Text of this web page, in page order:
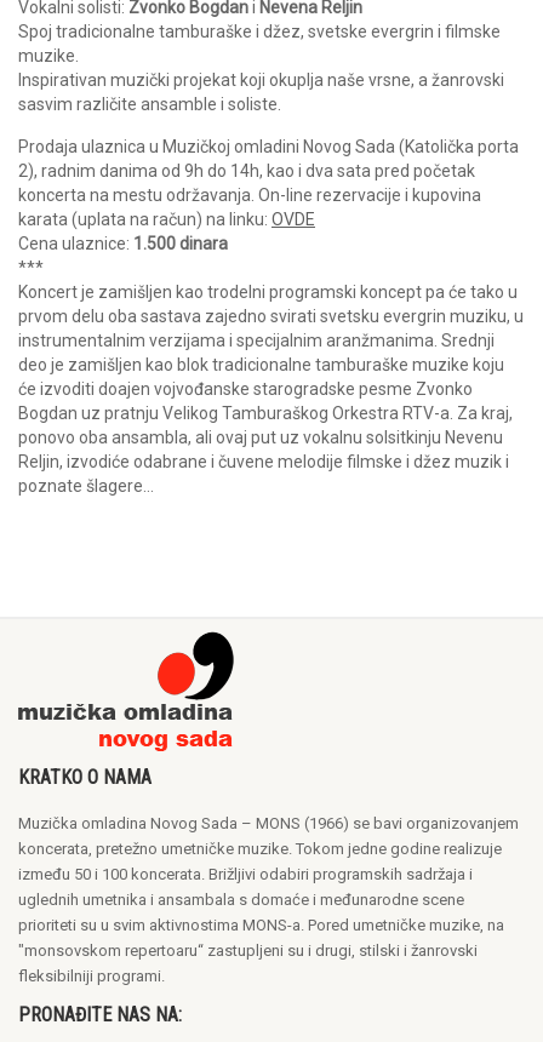
Vokalni solisti: Zvonko Bogdani Nevena Reljin
Spoj tradicionalne tamburaške i džez, svetske evergrin i filmske
muzike.
Inspirativan muzički projekat koji okuplja naše vrsne, a žanrovski
sasvim različite ansamble i soliste.
Prodaja ulaznica u Muzičkoj omladini Novog Sada (Katolička porta
2), radnim danima od 9h do 14h, kao i dva sata pred početak
koncerta na mestu održavanja. On-line rezervacije i kupovina
karata (uplata na račun) na linku: OVDE
Cena ulaznice: 1.500 dinara
***
Koncert je zamišljen kao trodelni programski koncept pa će tako u
prvom delu oba sastava zajedno svirati svetsku evergrin muziku, u
instrumentalnim verzijama i specijalnim aranžmanima. Srednji
deo je zamišljen kao blok tradicionalne tamburaške muzike koju
će izvoditi doajen vojvođanske starogradske pesme Zvonko
Bogdan uz pratnju Velikog Tamburaškog Orkestra RTV-a. Za kraj,
ponovo oba ansambla, ali ovaj put uz vokalnu solsitkinju Nevenu
Reljin, izvodiće odabrane i čuvene melodije filmske i džez muzik i
poznate šlagere…
KRATKO O NAMA
Muzička omladina Novog Sada – MONS (1966) se bavi organizovanjem
koncerata, pretežno umetničke muzike. Tokom jedne godine realizuje
između 50 i 100 koncerata. Brižljivi odabiri programskih sadržaja i
uglednih umetnika i ansambala s domaće i međunarodne scene
prioriteti su u svim aktivnostima MONS-a. Pored umetničke muzike, na
"monsovskom repertoaru“ zastupljeni su i drugi, stilski i žanrovski
fleksibilniji programi.
PRONAĐITE NAS NA: